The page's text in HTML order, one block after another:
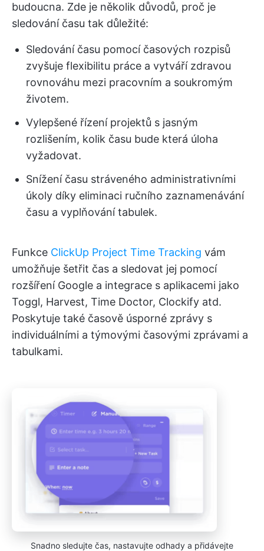
budoucna. Zde je několik důvodů, proč je
sledování času tak důležité:
Sledování času pomocí časových rozpisů
zvyšuje flexibilitu práce a vytváří zdravou
rovnováhu mezi pracovním a soukromým
životem.
Vylepšené řízení projektů s jasným
rozlišením, kolik času bude která úloha
vyžadovat.
Snížení času stráveného administrativními
úkoly díky eliminaci ručního zaznamenávání
času a vyplňování tabulek.
Funkce ClickUp Project Time Tracking vám
umožňuje šetřit čas a sledovat jej pomocí
rozšíření Google a integrace s aplikacemi jako
Toggl, Harvest, Time Doctor, Clockify atd.
Poskytuje také časově úsporné zprávy s
individuálními a týmovými časovými zprávami a
tabulkami.
Snadno sledujte čas, nastavujte odhady a přidávejte